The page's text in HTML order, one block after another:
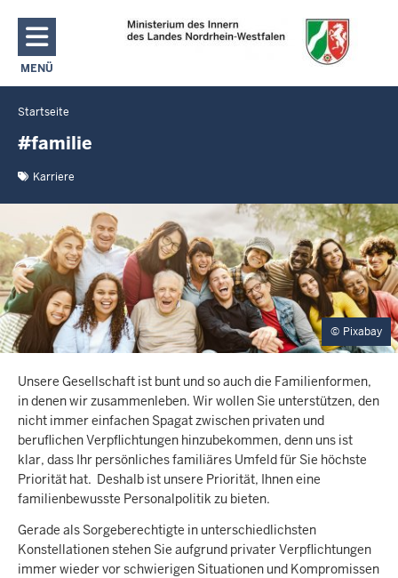
Direkt zum Inhalt
MENÜ
NAVIGATION AKTIVIEREN/DEAKTIVIEREN: MAIN MENU
Sie
befinden
hier
Startseite
#familie
Karriere
Pixabay
Unsere Gesellschaft ist bunt und so auch die Familienformen,
in denen wir zusammenleben. Wir wollen Sie unterstützen, den
nicht immer einfachen Spagat zwischen privaten und
beruflichen Verpflichtungen hinzubekommen, denn uns ist
klar, dass Ihr persönliches familiäres Umfeld für Sie höchste
Priorität hat. Deshalb ist unsere Priorität, Ihnen eine
familienbewusste Personalpolitik zu bieten.
Gerade als Sorgeberechtigte in unterschiedlichsten
Konstellationen stehen Sie aufgrund privater Verpflichtungen
immer wieder vor schwierigen Situationen und Kompromissen